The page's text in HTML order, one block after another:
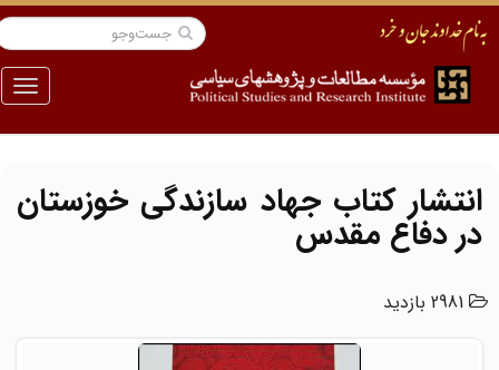
منو
انتشار کتاب جهاد سازندگی خوزستان
در دفاع مقدس
2981 بازدید